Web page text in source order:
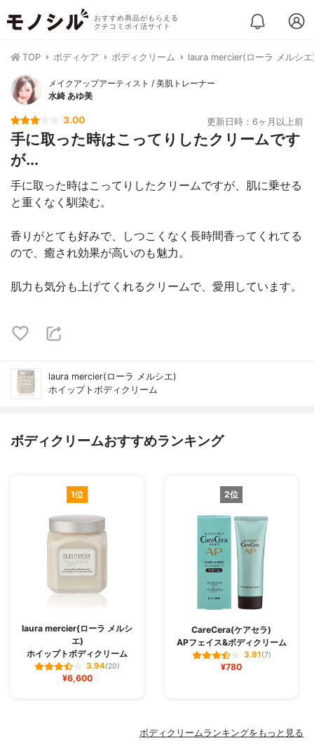
おすすめ商品がもらえる
クチコミポイ活サイト
TOP ボディケア ボディクリーム laura mercier(ローラ メルシ
メイクアップアーティスト / 美肌トレーナー
水綺 あゆ美
3.00 更新日時：6ヶ月以上前
手に取った時はこってりしたクリームです
が...
手に取った時はこってりしたクリームですが、肌に乗せる
と重くなく馴染む。
香りがとても好みで、しつこくなく長時間香ってくれてる
ので、癒され効果が高いのも魅力。
肌力も気分も上げてくれるクリームで、愛用しています。
laura mercier(ローラ メルシエ)
ホイップトボディクリーム
ボディクリームおすすめランキング
1位
laura mercier(ローラ メルシ
エ)
ホイップトボディクリーム
3.94(20)
¥6,600
2位
CareCera(ケアセラ)
APフェイス&ボディクリーム
3.91(7)
¥780
ボディクリームランキングをもっと見る